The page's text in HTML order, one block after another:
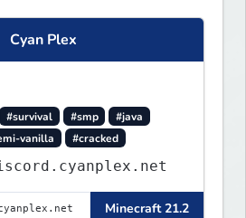
Cyan Plex
#survival #smp
#java
vanilla #cracked
Minecraft 21.2